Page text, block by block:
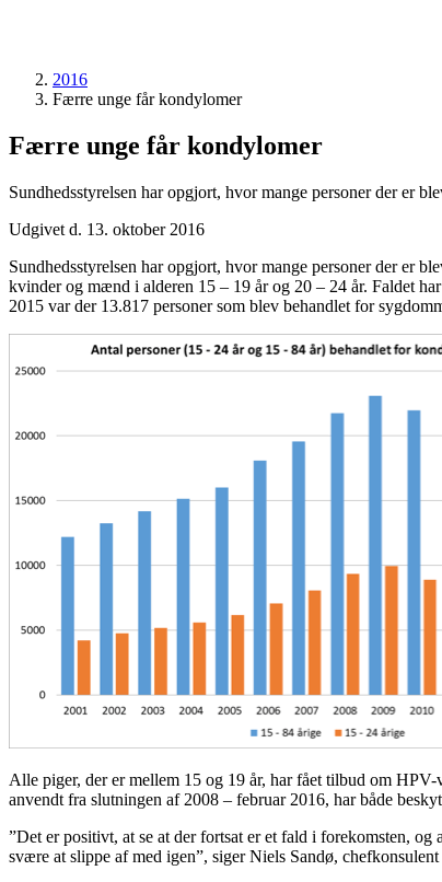
2016
Færre unge får kondylomer
Færre unge får kondylomer
Sundhedsstyrelsen har opgjort, hvor mange personer der er
Udgivet d. 13. oktober 2016
Sundhedsstyrelsen har opgjort, hvor mange personer der er
kvinder og mænd i alderen 15 – 19 år og 20 – 24 år. Faldet
2015 var der 13.817 personer som blev behandlet for
Alle piger, der er mellem 15 og 19 år, har fået tilbud om
anvendt fra slutningen af 2008 – februar 2016, har både
”Det er positivt, at se at der fortsat er et fald i forekomsten,
svære at slippe af med igen”, siger Niels Sandø, chefkonsulent